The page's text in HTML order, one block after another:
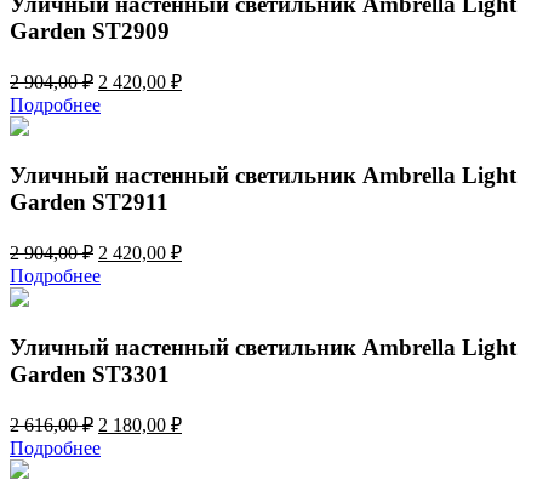
Garden ST2909
2 904,00₽ Первоначальная
цена
составляла
904,00 ₽.
2 420,00 ₽Текущая
Подробнее
Уличный настенный светильник Ambrella Light
Garden ST2911
2 904,00₽ Первоначальная
цена
составляла
904,00 ₽.
2 420,00 ₽Текущая
Подробнее
Уличный настенный светильник Ambrella Light
Garden ST3301
2 616,00₽ Первоначальная
цена
составляла
2 180,00 ₽Текущая
Подробнее